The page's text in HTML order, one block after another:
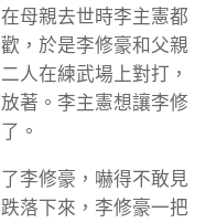
母親去世時李主憲都
，於是李修豪和父親
人在練武場上對打，
著。李主憲想讓李修
。
李修豪，嚇得不敢見
落下來，李修豪一把